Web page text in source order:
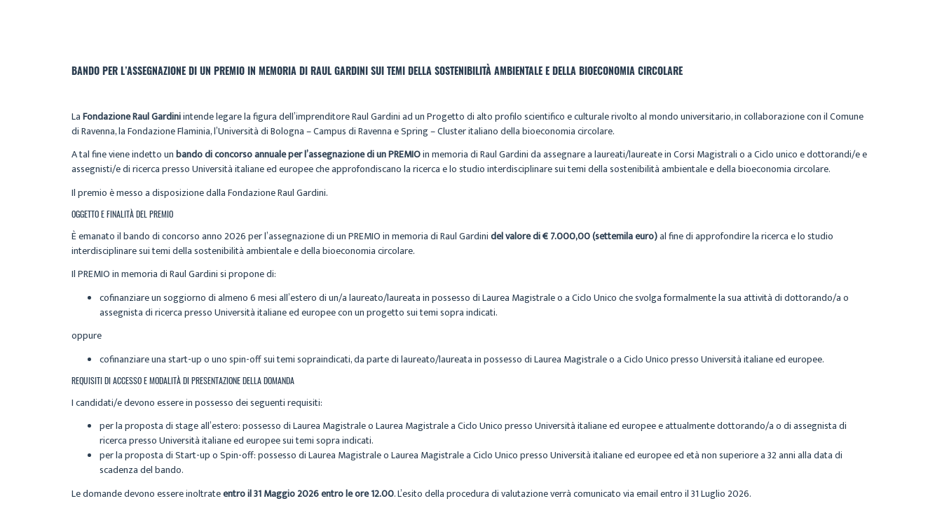
BANDO PER L’ASSEGNAZIONE DI UN PREMIO IN MEMORIA DI RAUL GARDINI SUI TEMI DELLA SOSTENIBILITÀ AMBIENTALE E DELLA BIOECONOMIA CIRCOLARE
LaFondazione Raul Gardiniintende legare la figura dell’imprenditore Raul Gardini ad un Progetto di alto profilo scientifico e culturale rivolto al mondo universitario, in collaborazione con il Comune
di Ravenna, la Fondazione Flaminia, l’Università di Bologna – Campus di Ravenna e Spring – Cluster italiano della bioeconomia circolare.
A tal fine viene indetto unbando di concorso annuale per l’assegnazione di un PREMIOin memoria di Raul Gardini da assegnare a laureati/laureate in Corsi Magistrali o a Ciclo unico e dottorandi/e e
assegnisti/e di ricerca presso Università italiane ed europee che approfondiscano la ricerca e lo studio interdisciplinare sui temi della sostenibilità ambientale e della bioeconomia circolare.
Il premio è messo a disposizione dalla Fondazione Raul Gardini.
OGGETTO E FINALITÀ DEL PREMIO
È emanato il bando di concorso anno 2026 per l’assegnazione di un PREMIO in memoria di Raul Gardinidel valore di € 7.000,00 (settemila euro)al fine di approfondire la ricerca e lo studio
interdisciplinare sui temi della sostenibilità ambientale e della bioeconomia circolare.
Il PREMIO in memoria di Raul Gardini si propone di:
cofinanziare un soggiorno di almeno 6 mesi all’estero di un/a laureato/laureata in possesso di Laurea Magistrale o a Ciclo Unico che svolga formalmente la sua attività di dottorando/a o
assegnista di ricerca presso Università italiane ed europee con un progetto sui temi sopra indicati.
oppure
cofinanziare una start-up o uno spin-off sui temi sopraindicati, da parte di laureato/laureata in possesso di Laurea Magistrale o a Ciclo Unico presso Università italiane ed europee.
REQUISITI DI ACCESSO E MODALITÀ DI PRESENTAZIONE DELLA DOMANDA
I candidati/e devono essere in possesso dei seguenti requisiti:
per la proposta di stage all’estero: possesso di Laurea Magistrale o Laurea Magistrale a Ciclo Unico presso Università italiane ed europee e attualmente dottorando/a o di assegnista di
ricerca presso Università italiane ed europee sui temi sopra indicati.
per la proposta di Start-up o Spin-off: possesso di Laurea Magistrale o Laurea Magistrale a Ciclo Unico presso Università italiane ed europee ed età non superiore a 32 anni alla data di
scadenza del bando.
Le domande devono essere inoltrateentro il 31 Maggio 2026entro le ore 12.00. L’esito della procedura di valutazione verrà comunicato via email entro il 31 Luglio 2026.